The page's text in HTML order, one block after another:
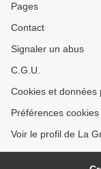
Pages
Contact
Signaler un abus
C.G.U.
Cookies et données
Préférences cookies
Voir le profil de La